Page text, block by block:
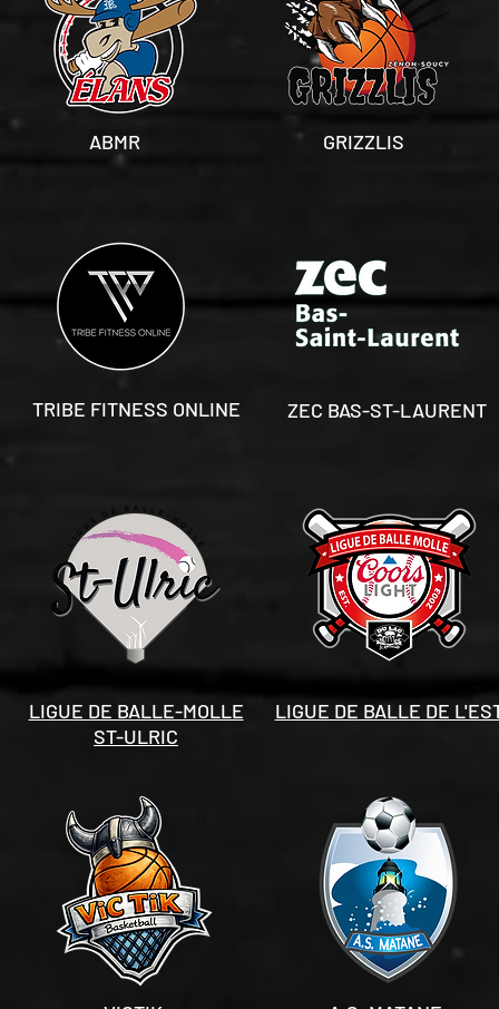
ABMR GRIZZLIS
TRIBE FITNESS ONLINE ZEC BAS-ST-LAURENT
LIGUE DE BALLE-MOLLE
ST-ULRIC
LIGUE DE BALLE DE